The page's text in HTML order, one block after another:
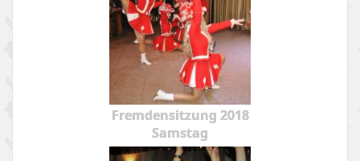
Fremdensitzung 2018
Samstag